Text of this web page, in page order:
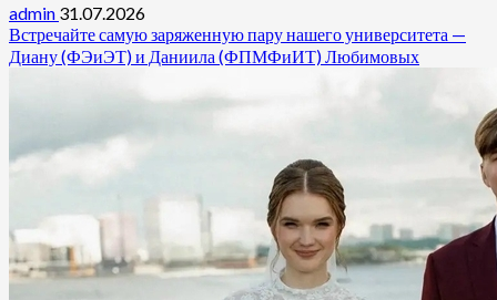
admin 31.07.2026
Встречайте самую заряженную пару нашего университета —
Диану (ФЭиЭТ) и Даниила (ФПМФиИТ) Любимовых